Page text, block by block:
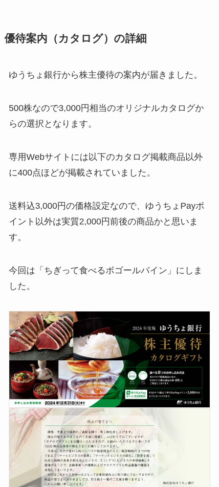
優待案内（カタログ）の詳細
ゆうちょ銀行から株主優待の案内が届きました。
500株なので3,000円相当のオリジナルカタログか
らの選択となります。
専用Webサイトには以下のカタログ掲載商品以外
に400点ほどが掲載されていました。
送料込3,000円の価格設定なので、ゆうちょPayポ
イント以外は実質2,000円前後の商品かと思いま
す。
今回は「ちぎって食べるボゴールパイン」にしま
した。